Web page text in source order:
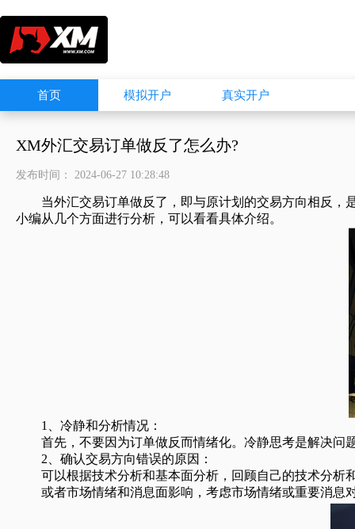
首页 模拟开户 真实开户
XM外汇交易订单做反了怎么办?
发布时间： 2024-06-27 10:28:48
当外汇交易订单做反了，即与原计划的交易方向相反，
小编从几个方面进行分析，可以看看具体介绍。
1、冷静和分析情况：
首先，不要因为订单做反而情绪化。冷静思考是解决问
2、确认交易方向错误的原因：
可以根据技术分析和基本面分析，回顾自己的技术分析
或者市场情绪和消息面影响，考虑市场情绪或重要消息